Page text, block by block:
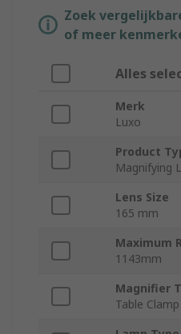
Zoek
of meer
Alles
Merk
Luxo
Product
Magnifying
Lens Size
165 mm
Maximum
1143mm
Magnifier
Table